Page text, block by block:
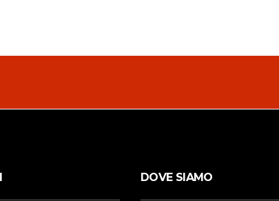
DOVE SIAMO